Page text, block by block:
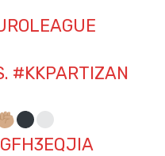
#KKPARTIZAN